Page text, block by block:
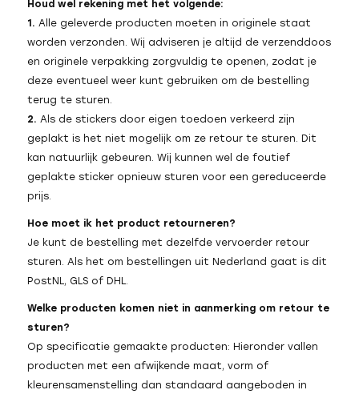
Houd wel rekening met het volgende:
1. Alle geleverde producten moeten in originele staat
worden verzonden. Wij adviseren je altijd de verzenddoos
en originele verpakking zorgvuldig te openen, zodat je
deze eventueel weer kunt gebruiken om de bestelling
terug te sturen.
2. Als de stickers door eigen toedoen verkeerd zijn
geplakt is het niet mogelijk om ze retour te sturen. Dit
kan natuurlijk gebeuren. Wij kunnen wel de foutief
geplakte sticker opnieuw sturen voor een gereduceerde
prijs.
Hoe moet ik het product retourneren?
Je kunt de bestelling met dezelfde vervoerder retour
sturen. Als het om bestellingen uit Nederland gaat is dit
PostNL, GLS of DHL.
Welke producten komen niet in aanmerking om retour te
sturen?
Op specificatie gemaakte producten: Hieronder vallen
producten met een afwijkende maat, vorm of
kleurensamenstelling dan standaard aangeboden in